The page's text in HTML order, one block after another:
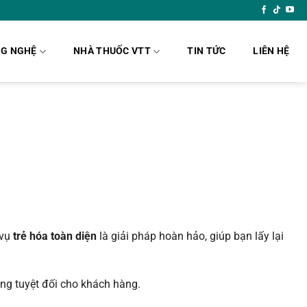
NGHỆ NHÀ THUỐC VTT TIN TỨC LIÊN HỆ
trẻ hóa toàn diện là giải pháp hoàn hảo, giúp bạn lấy lại
tuyệt đối cho khách hàng.